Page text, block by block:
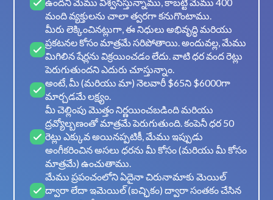
మంది వ్యక్తులను చాలా త్వరగా కనుగొంటాము.
మీరు లెక్కించినట్లుగా, ఈ నిధులు అభివృద్ధి మరియు
ప్రకటనల కోసం మాత్రమే సరిపోతాయి. అందువల్ల, మేము
మిగిలిన షేర్లను విక్రయించడం లేదు. వాటి ధర వంద రెట్లు
పెరుగుతుందని ఎదురు చూస్తున్నాం.
అంటే, మీ (మరియు మా) నెలవారీ $65ని $6000గా
మార్చడమే లక్ష్యం.
మీ చెల్లింపు మొత్తం నిర్ణయించబడింది మరియు
ద్రవ్యోల్బణంతో మాత్రమే పెరుగుతుంది. కంపెనీ ధర 50
రెట్లు ఎక్కువ అయినప్పటికీ, మేము ఇప్పుడు
అంగీకరించిన అసలు ధరను మీ కోసం (మరియు మీ కోసం
మాత్రమే) ఉంచుతాము.
మేము ప్రపంచంలోని ఏదైనా చిరునామాకు మెయిల్
ద్వారా లేదా ఇమెయిల్ (ఐచ్ఛికం) ద్వారా సంతకం చేసిన